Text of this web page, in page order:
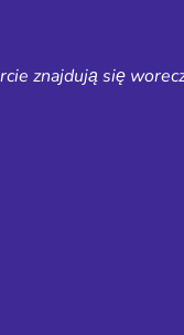
znajdują się